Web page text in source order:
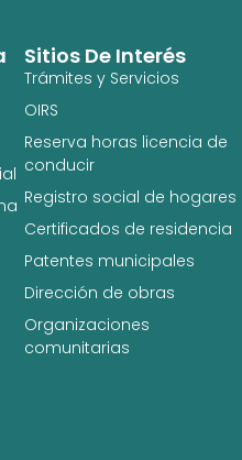
Sitios De Interés
Trámites y Servicios
OIRS
Reserva horas licencia de
conducir
Registro social de hogares
Certificados de residencia
Patentes municipales
Dirección de obras
Organizaciones
comunitarias